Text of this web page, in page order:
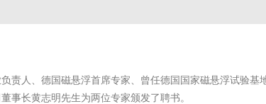
责人、德国磁悬浮首席专家、曾任德国国家磁悬浮试验基
事长黄志明先生为两位专家颁发了聘书。